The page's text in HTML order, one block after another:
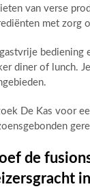
van verse
met zorg
bediening
diner of lunch.
De Kas voor
de